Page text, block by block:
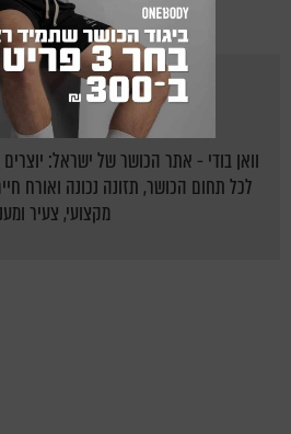
מאת
וואן בודי - אתר הכושר של ישראל:
לכל תחום הכושר, תזונה נכונה ואורח
מקצועי, צעיר